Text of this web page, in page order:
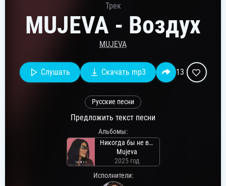
Трек
MUJEVA - Воздух
MUJEVA
Слушать Скачать mp3 13
Русские песни
Предложить текст песни
Альбомы:
Никогда бы не вышло
Mujeva
2025 год
Исполнители: